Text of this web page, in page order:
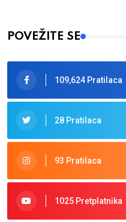
POVEŽITE SE
109,624 Pratilaca
28 Pratilaca
93 Pratilaca
1025 Pretplatnika